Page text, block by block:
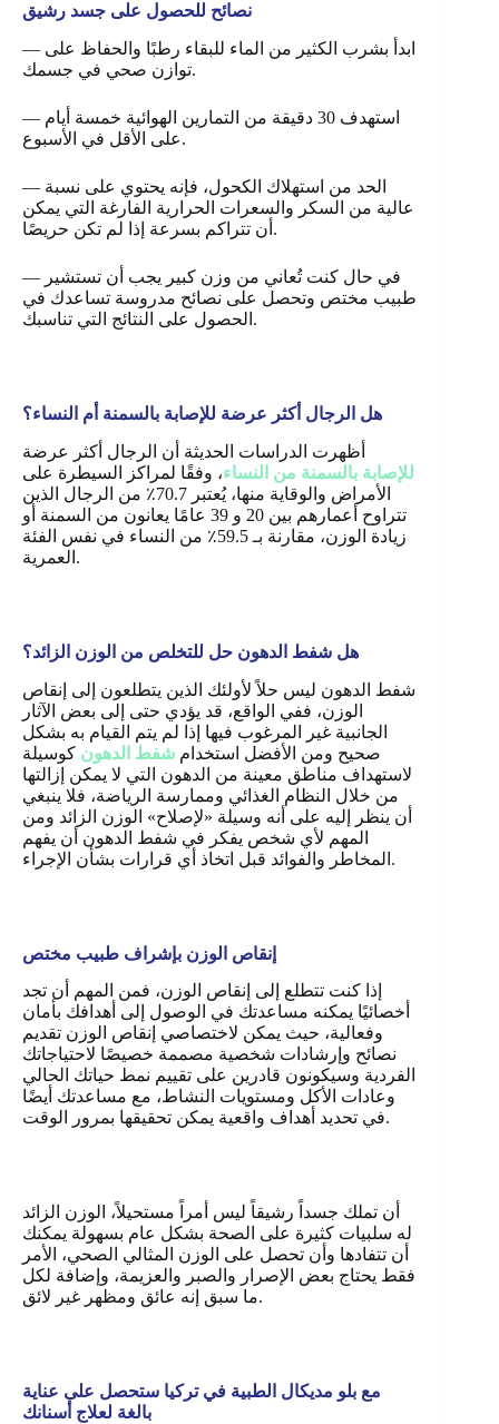
نصائح للحصول على جسد رشيق
—
توازن صحي في جسمك.
— استهدف 30 دقيقة من التمارين الهوائية خمسة أيام
على الأقل في الأسبوع.
— الحد من استهلاك الكحول، فإنه يحتوي على نسبة
عالية من السكر والسعرات الحرارية الفارغة التي يمكن
أن تتراكم بسرعة إذا لم تكن حريصًا.
— في حال كنت تُعاني من وزن كبير يجب أن تستشير
طبيب مختص وتحصل على نصائح مدروسة تساعدك في
الحصول على النتائج التي تناسبك.
هل الرجال أكثر عرضة للإصابة بالسمنة أم النساء؟
أظهرت الدراسات الحديثة أن الرجال أكثر عرضة
للإصابة بالسمنة من النساء، وفقًا لمراكز السيطرة على
الأمراض والوقاية منها، يُعتبر 70.7٪ من الرجال الذين
تتراوح أعمارهم بين 20 و 39 عامًا يعانون من السمنة أو
زيادة الوزن، مقارنة بـ 59.5٪ من النساء في نفس الفئة
العمرية.
هل شفط الدهون حل للتخلص من الوزن الزائد؟
شفط الدهون ليس حلاً لأولئك الذين يتطلعون إلى إنقاص
الوزن، ففي الواقع، قد يؤدي حتى إلى بعض الآثار
الجانبية غير المرغوب فيها إذا لم يتم القيام به بشكل
صحيح ومن الأفضل استخدام شفط الدهون كوسيلة
لاستهداف مناطق معينة من الدهون التي لا يمكن إزالتها
من خلال النظام الغذائي وممارسة الرياضة، فلا ينبغي
أن ينظر إليه على أنه وسيلة «لإصلاح» الوزن الزائد ومن
المهم لأي شخص يفكر في شفط الدهون أن يفهم
المخاطر والفوائد قبل اتخاذ أي قرارات بشأن الإجراء .
إنقاص الوزن بإشراف طبيب مختص
إذا كنت تتطلع إلى إنقاص الوزن، فمن المهم أن تجد
أخصائيًا يمكنه مساعدتك في الوصول إلى أهدافك بأمان
وفعالية، حيث يمكن لاختصاصي إنقاص الوزن تقديم
نصائح وإرشادات شخصية مصممة خصيصًا لاحتياجاتك
الفردية وسيكونون قادرين على تقييم نمط حياتك الحالي
وعادات الأكل ومستويات النشاط، مع مساعدتك أيضًا
في تحديد أهداف واقعية يمكن تحقيقها بمرور الوقت.
أن تملك جسداً رشيقاً ليس أمراً مستحيلاً، الوزن الزائد
له سلبيات كثيرة على الصحة بشكل عام بسهولة يمكنك
أن تتفادها وأن تحصل على الوزن المثالي الصحي، الأمر
فقط يحتاج بعض الإصرار والصبر والعزيمة، وإضافة لكل
ما سبق إنه عائق ومظهر غير لائق.
مع بلو مديكال الطبية في تركيا ستحصل على عناية
بالغة لعلاج أسنانك